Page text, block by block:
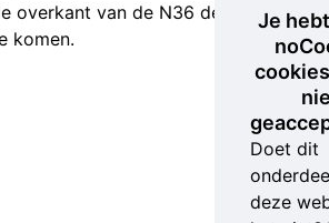
overkant van de N36 de tankshop
komen.
Je
Doet dit
deze